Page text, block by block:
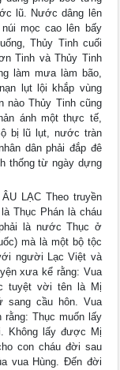
lũ. Nước dâng lên
mọc cao lên bấy
Thủy Tinh cuối
Tinh và Thủy Tinh
làm mưa làm bão,
lụt lội khắp vùng
nào Thủy Tinh cũng
ánh một thực tế,
bị lũ lụt, nước tràn
dân phải đắp đê
thống từ ngày dựng
LẠC Theo truyền
Thục Phán là cháu
là nước Thục ở
mà là một bộ tộc
người Lạc Việt và
xưa kể rằng: Vua
tuyệt vời tên là Mị
sang cầu hôn. Vua
rằng: Thục muốn lấy
Không lấy được Mị
con cháu đời sau
vua Hùng. Đến đời